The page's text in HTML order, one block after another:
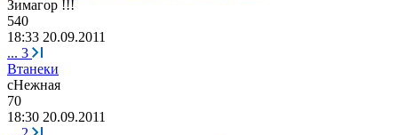
Зимагор !!!
540
18:33 20.09.2011
... 3
Втанеки
cHeжная
70
18:30 20.09.2011